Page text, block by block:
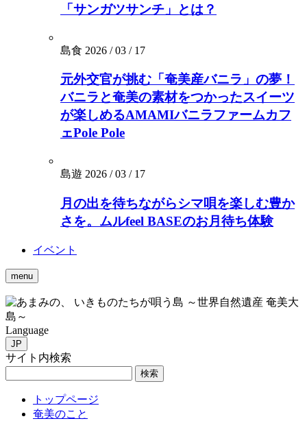
「サンガツサンチ」とは？
島食 2026 / 03 / 17
元外交官が挑む「奄美産バニラ」の夢！
バニラと奄美の素材をつかったスイーツ
が楽しめるAMAMIバニラファームカフ
ェPole Pole
島遊 2026 / 03 / 17
月の出を待ちながらシマ唄を楽しむ豊か
さを。ムルfeel BASEのお月待ち体験
イベント
menu
いきものたちが唄う島 ～世界自然遺産 奄美大
島～
Language
JP
サイト内検索
検索
トップページ
奄美のこと